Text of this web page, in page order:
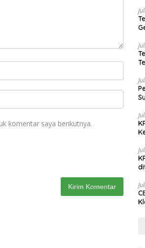
komentar saya berikutnya.